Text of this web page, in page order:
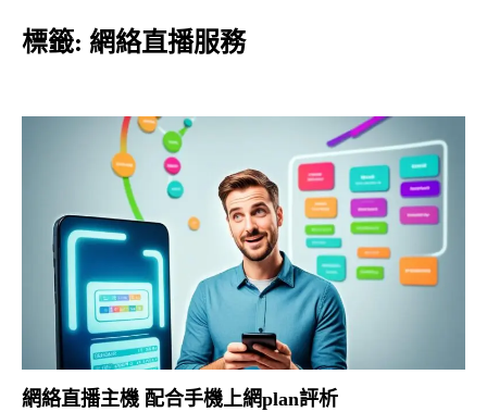
標籤: 網絡直播服務
網絡直播主機 配合手機上網plan評析